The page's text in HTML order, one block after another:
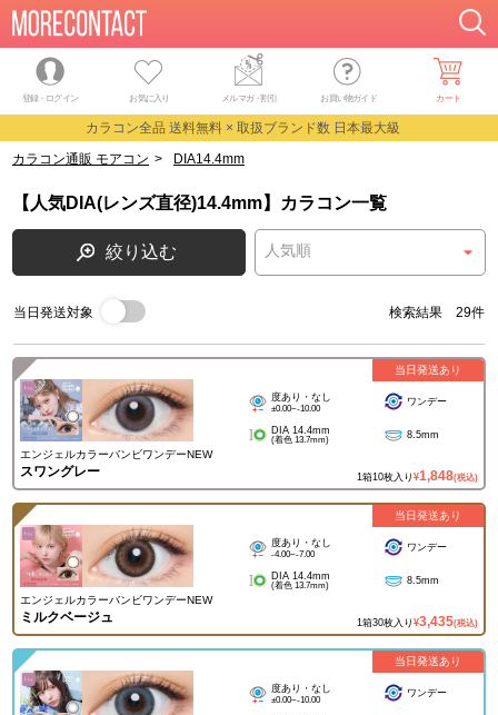
登録・ログイン お気に入り メルマガ・割引 お買い物ガイド カート
カラコン全品 送料無料 × 取扱ブランド数 日本最大級
カラコン通販 モアコン > DIA14.4mm
【人気DIA(レンズ直径)14.4mm】カラコン一覧
絞り込む
当日発送対象 検索結果 29件
エンジェルカラーバンビワンデーNEW
スワングレー
度あり・なし
±0.00~-10.00
ワンデー
DIA 14.4mm
(着色 13.7mm) 8.5mm
1箱10枚入り ¥1,848(税込)
当日発送あり
エンジェルカラーバンビワンデーNEW
ミルクベージュ
度あり・なし
-4.00~-7.00
ワンデー
DIA 14.4mm
(着色 13.7mm) 8.5mm
1箱30枚入り ¥3,435(税込)
当日発送あり
度あり・なし
±0.00~-10.00
ワンデー
当日発送あり